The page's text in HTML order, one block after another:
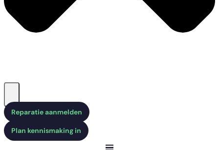
Reparatie aanmelden
Plan kennismaking in